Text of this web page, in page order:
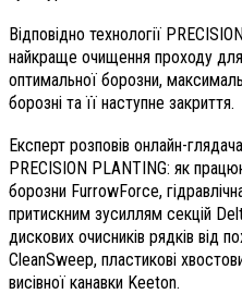
Відповідно технології
найкраще очищення проходу
оптимальної борозни,
борозні та її наступне закриття.
Експерт розповів онлайн-
PRECISION PLANTING: як
борозни FurrowForce,
притискним зусиллям секцій
дискових очисників рядків від
CleanSweep, пластикові
висівної канавки Keeton.